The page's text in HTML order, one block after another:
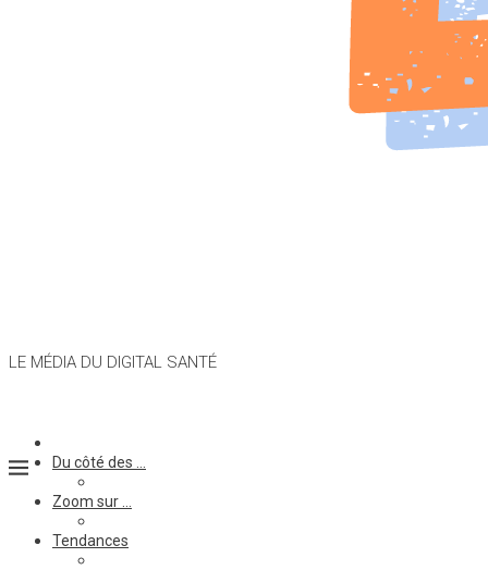
LE MÉDIA DU DIGITAL SANTÉ
Du côté des …
Zoom sur …
Tendances